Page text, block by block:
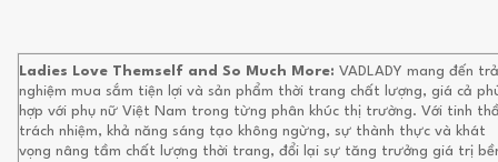
Ladies Love Themself and So Much More: VADLADY mang đến
nghiệm mua sắm tiện lợi và sản phẩm thời trang chất lượng, giá cả
hợp với phụ nữ Việt Nam trong từng phân khúc thị trường. Với tinh
trách nhiệm, khả năng sáng tạo không ngừng, sự thành thực và khát
vọng nâng tầm chất lượng thời trang, đổi lại sự tăng trưởng giá trị